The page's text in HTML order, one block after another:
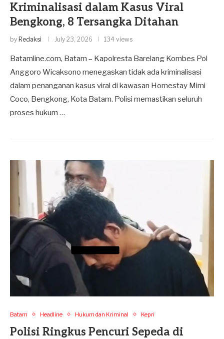
Kriminalisasi dalam Kasus Viral
Bengkong, 8 Tersangka Ditahan
by Redaksi July 23, 2026 134 views
Batamline.com, Batam – Kapolresta Barelang Kombes Pol
Anggoro Wicaksono menegaskan tidak ada kriminalisasi
dalam penanganan kasus viral di kawasan Homestay Mimi
Coco, Bengkong, Kota Batam. Polisi memastikan seluruh
proses hukum …
Batam Headline Hukum dan Kriminal Kepri
Polisi Ringkus Pencuri Sepeda di